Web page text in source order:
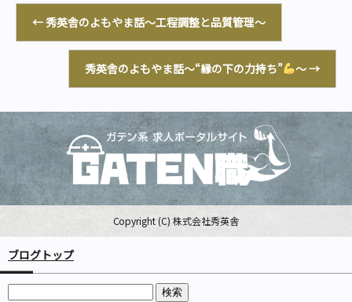
←秀英舎のよもやま話～工程調整と品質管理～
秀英舎のよもやま話～“縁の下の力持ち” ～→
Copyright (C) 株式会社秀英舎
ブログトップ